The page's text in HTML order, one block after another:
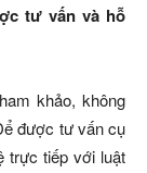
tư vấn và hỗ
khảo, không
được tư vấn cụ
trực tiếp với luật